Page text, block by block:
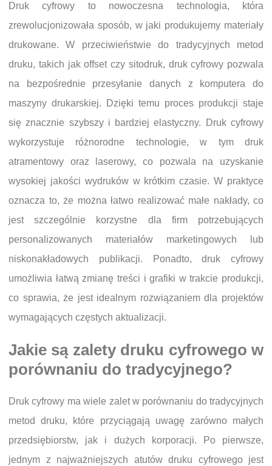
Druk cyfrowy to nowoczesna technologia, która
zrewolucjonizowała sposób, w jaki produkujemy materiały
drukowane. W przeciwieństwie do tradycyjnych metod
druku, takich jak offset czy sitodruk, druk cyfrowy pozwala
na bezpośrednie przesyłanie danych z komputera do
maszyny drukarskiej. Dzięki temu proces produkcji staje
się znacznie szybszy i bardziej elastyczny. Druk cyfrowy
wykorzystuje różnorodne technologie, w tym druk
atramentowy oraz laserowy, co pozwala na uzyskanie
wysokiej jakości wydruków w krótkim czasie. W praktyce
oznacza to, że można łatwo realizować małe nakłady, co
jest szczególnie korzystne dla firm potrzebujących
personalizowanych materiałów marketingowych lub
niskonakładowych publikacji. Ponadto, druk cyfrowy
umożliwia łatwą zmianę treści i grafiki w trakcie produkcji,
co sprawia, że jest idealnym rozwiązaniem dla projektów
wymagających częstych aktualizacji.
Jakie są zalety druku cyfrowego w
porównaniu do tradycyjnego?
Druk cyfrowy ma wiele zalet w porównaniu do tradycyjnych
metod druku, które przyciągają uwagę zarówno małych
przedsiębiorstw, jak i dużych korporacji. Po pierwsze,
jednym z najważniejszych atutów druku cyfrowego jest